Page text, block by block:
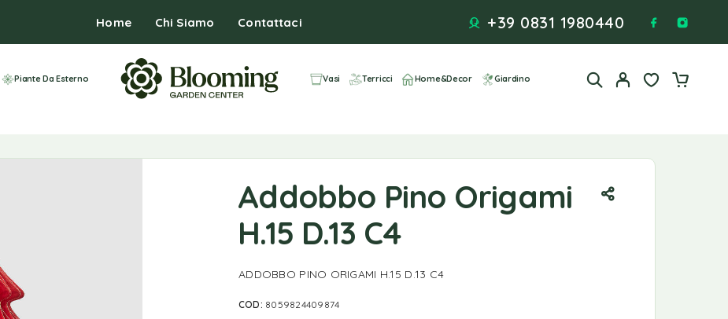
Home Chi Siamo Contattaci +39 0831 1980440
Piante Da Esterno Vasi Terricci Home&Decor Giardino
Addobbo Pino Origami
H.15 D.13 C4
ADDOBBO PINO ORIGAMI H.15 D.13 C4
COD: 8059824409874